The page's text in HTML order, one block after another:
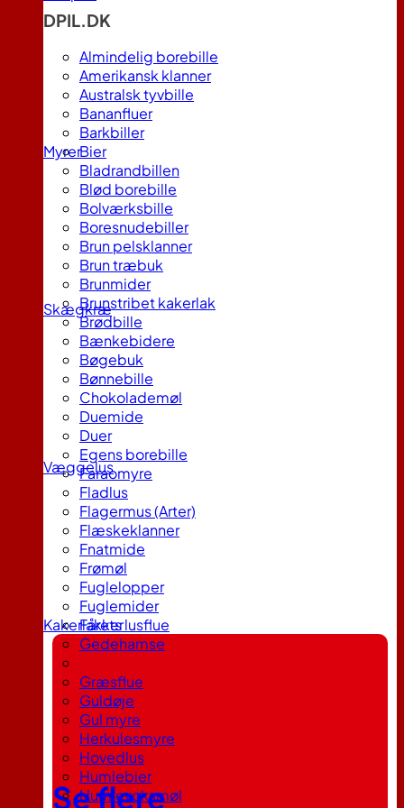
Myrer
Skægkræ
Væggelus
Kakerlakker
Se flere
DPIL.DK
Almindelig borebille
Amerikansk klanner
Australsk tyvbille
Bananfluer
Barkbiller
Bier
Bladrandbillen
Blød borebille
Bolværksbille
Boresnudebiller
Brun pelsklanner
Brun træbuk
Brunmider
Brunstribet kakerlak
Brødbille
Bænkebidere
Bøgebuk
Bønnebille
Chokolademøl
Duemide
Duer
Egens borebille
Faraomyre
Fladlus
Flagermus (Arter)
Flæskeklanner
Fnatmide
Frømøl
Fuglelopper
Fuglemider
Fårets lusflue
Gedehamse
Græsflue
Guldøje
Gul myre
Herkulesmyre
Hovedlus
Humlebier
Humlevoksmøl